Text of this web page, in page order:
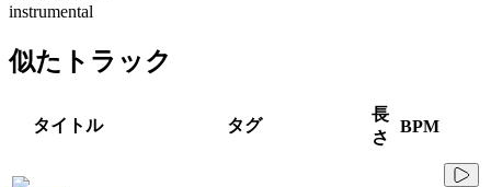
instrumental
似たトラック
タイトル タグ
長
さ
BPM